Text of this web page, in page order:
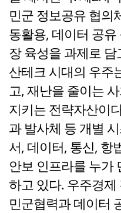
민군 정보공유 협의
동활용, 데이터 공
장 육성을 과제로
산테크 시대의 우주
고, 재난을 줄이는
지키는 전략자산이
과 발사체 등 개별
서, 데이터, 통신, 항
안보 인프라를 누가
하고 있다. 우주경
민군협력과 데이터